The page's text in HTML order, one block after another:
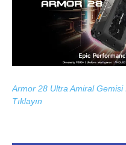
Armor 28 Ultra Amiral
Tıklayın